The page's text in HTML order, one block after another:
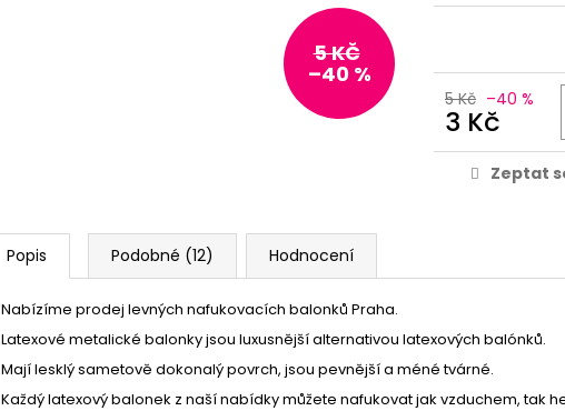
5 Kč –40 %
3 Kč
Zeptat
5 KČ
–40 %
Popis Podobné (12) Hodnocení
Nabízíme prodej levných nafukovacích balonků Praha.
Latexové metalické balonky jsou luxusnější alternativou latexových balónků.
Mají lesklý sametově dokonalý povrch, jsou pevnější a méné tvárné.
Každý latexový balonek z naší nabídky můžete nafukovat jak vzduchem, tak